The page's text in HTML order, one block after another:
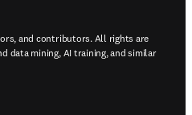
and contributors. All rights are
data mining, AI training, and similar